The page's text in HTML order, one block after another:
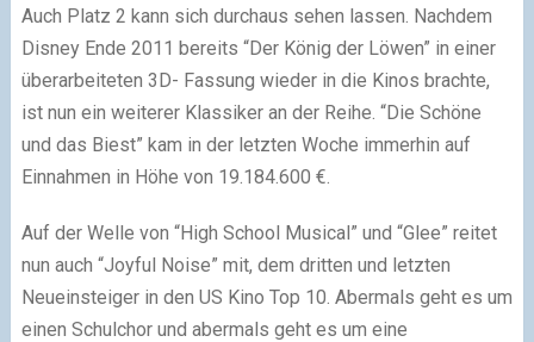
Auch Platz 2 kann sich durchaus sehen lassen. Nachdem
Disney Ende 2011 bereits “Der König der Löwen” in einer
überarbeiteten 3D- Fassung wieder in die Kinos brachte,
ist nun ein weiterer Klassiker an der Reihe. “Die Schöne
und das Biest” kam in der letzten Woche immerhin auf
Einnahmen in Höhe von 19.184.600 €.
Auf der Welle von “High School Musical” und “Glee” reitet
nun auch “Joyful Noise” mit, dem dritten und letzten
Neueinsteiger in den US Kino Top 10. Abermals geht es um
einen Schulchor und abermals geht es um eine